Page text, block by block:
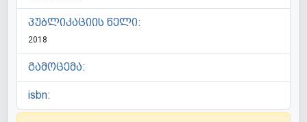
პუბლიკაციის წელი:
2018
გამოცემა:
isbn: